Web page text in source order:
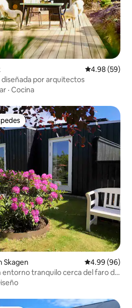
Calificación
4.98 (59)
diseñada por arquitectos
· Cocina
preferido
Skagen Calificación
4.99 (96)
entorno tranquilo cerca del faro de